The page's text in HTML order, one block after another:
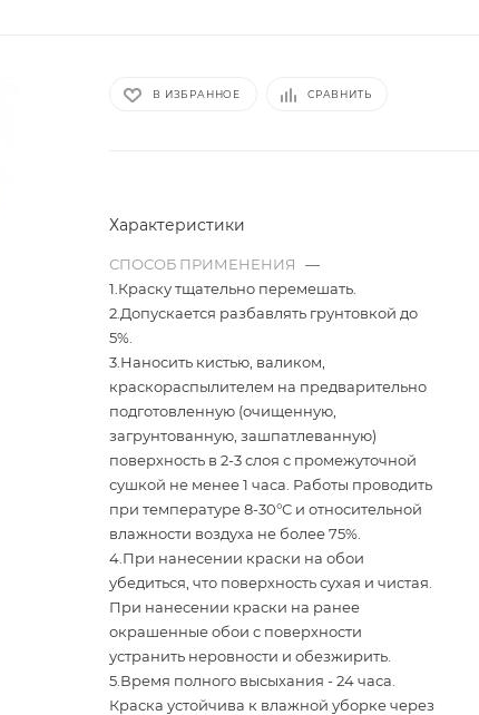
В ИЗБРАННОЕ СРАВНИТЬ
Характеристики
СПОСОБ ПРИМЕНЕНИЯ
—
1.Краску тщательно перемешать.
2.Допускается разбавлять грунтовкой до
5%.
3.Наносить кистью, валиком,
краскораспылителем на предва­рительно
подготовленную (очищенную,
загрунтованную, зашпатлеванную)
поверхность в 2-3 слоя с промежуточной
сушкой не менее 1 часа. Работы проводить
при температуре 8-30°С и относительной
влажности воздуха не более 75%.
4.При нанесении краски на обои
убедиться, что поверхность сухая и чистая.
При нанесении краски на ранее
окрашенные обои с поверхности
устранить неровности и обезжирить.
5.Время полного высыхания - 24 часа.
Краска устойчива к влажной уборке через